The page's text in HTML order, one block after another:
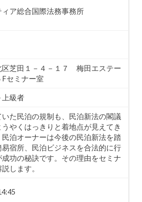
ィア総合国際法務事務所
区芝田１－４－１７ 梅田エステー
Fセミナー室
上級者
た民泊の規制も、民泊新法の閣議
やくはっきりと着地点が見えてき
民泊オーナーは今後の民泊新法を踏
易宿所、民泊ビジネスを合法的に行
成功の秘訣です。その理由をセミナ
します。